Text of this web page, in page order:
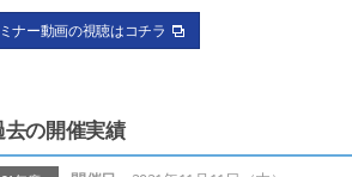
ナー動画の視聴はコチラ
去の開催実績